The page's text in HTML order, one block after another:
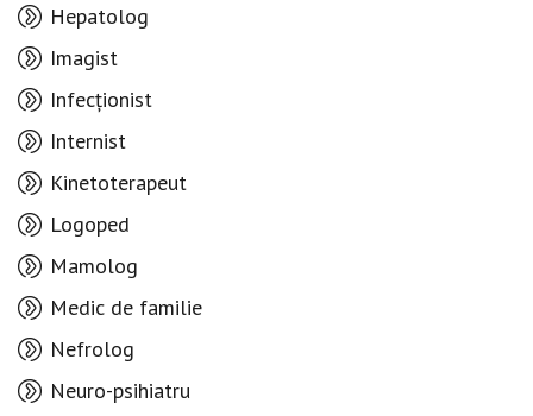
Hepatolog
Imagist
Infecționist
Internist
Kinetoterapeut
Logoped
Mamolog
Medic de familie
Nefrolog
Neuro-psihiatru